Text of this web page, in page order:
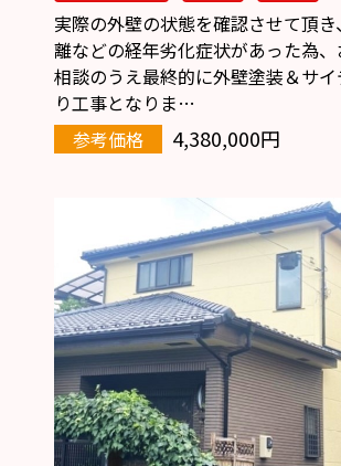
実際の外壁の状態を確認させて頂
離などの経年劣化症状があった為
相談のうえ最終的に外壁塗装＆サ
り工事となりま…
参考価格
4,380,000円